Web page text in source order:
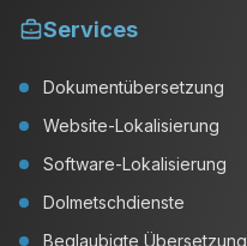
Services
Dokumentübersetzung
Website-Lokalisierung
Software-Lokalisierung
Dolmetschdienste
Beglaubigte Übersetzung